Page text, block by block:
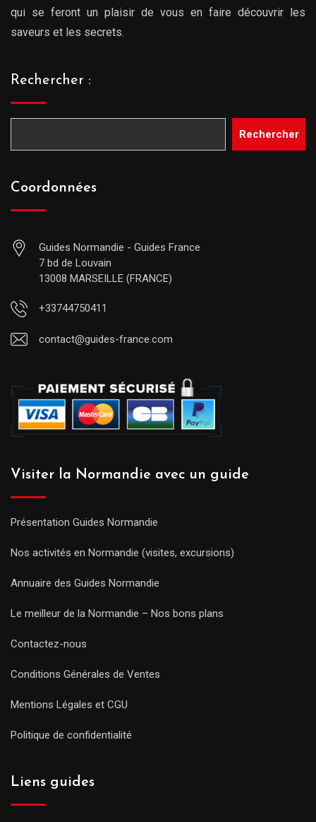
qui se feront un plaisir de vous en faire découvrir les
saveurs et les secrets.
Rechercher :
Rechercher
Coordonnées
Guides Normandie - Guides France
7 bd de Louvain
13008 MARSEILLE (FRANCE)
+33744750411
contact@guides-france.com
Visiter la Normandie avec un guide
Présentation Guides Normandie
Nos activités en Normandie (visites, excursions)
Annuaire des Guides Normandie
Le meilleur de la Normandie – Nos bons plans
Contactez-nous
Conditions Générales de Ventes
Mentions Légales et CGU
Politique de confidentialité
Liens guides